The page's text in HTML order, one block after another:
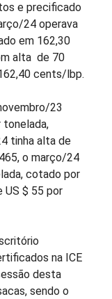
e precificado
24 operava
em 162,30
alta de 70
cents/lbp.
23
tonelada,
tinha alta de
o março/24
cotado por
US $ 55 por
na ICE
desta
sendo o